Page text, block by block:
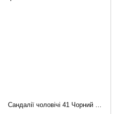
Сандалії чоловічі 41 Чорний NOVA SHOES (710018-41)*